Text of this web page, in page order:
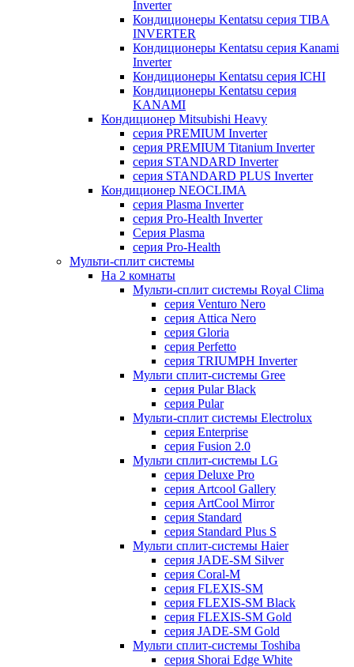
Inverter
Кондиционеры Kentatsu серия TIBA
INVERTER
Кондиционеры Kentatsu серия Kanami
Inverter
Кондиционеры Kentatsu серия ICHI
Кондиционеры Kentatsu серия
KANAMI
Кондиционер Mitsubishi Heavy
серия PREMIUM Inverter
серия PREMIUM Titanium Inverter
серия STANDARD Inverter
серия STANDARD PLUS Inverter
Кондиционер NEOCLIMA
серия Plasma Inverter
серия Pro-Health Inverter
Cерия Plasma
серия Pro-Health
Мульти-сплит системы
На 2 комнаты
Мульти-сплит системы Royal Clima
серия Venturo Nero
серия Attica Nero
серия Gloria
серия Perfetto
серия TRIUMPH Inverter
Мульти сплит-системы Gree
серия Pular Black
серия Pular
Мульти-сплит системы Electrolux
серия Enterprise
серия Fusion 2.0
Мульти сплит-системы LG
серия Deluxe Pro
серия Artcool Gallery
серия ArtCool Mirror
серия Standard
серия Standard Plus S
Мульти сплит-системы Haier
серия JADE-SM Silver
серия Coral-M
серия FLEXIS-SM
серия FLEXIS-SM Black
серия FLEXIS-SM Gold
серия JADE-SM Gold
Мульти сплит-системы Toshiba
серия Shorai Edge White